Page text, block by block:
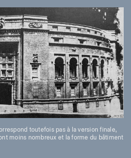
toutefois pas à la version finale,
moins nombreux et la forme du bâtiment